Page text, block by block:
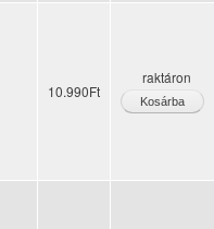
10.990Ft
raktáron